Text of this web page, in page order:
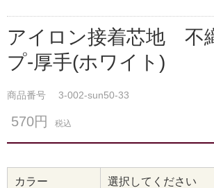
アイロン接着芯地 不
プ-厚手(ホワイト)
商品番号 3-002-sun50-33
570円 税込
カラー 選択してください